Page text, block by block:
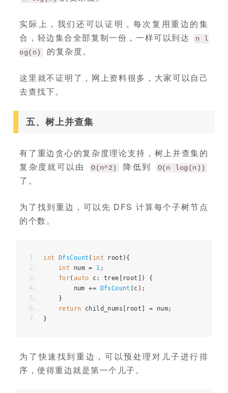
实际上，我们还可以证明，每次复用重边的集
合，轻边集合全部复制一份，一样可以到达
n l
og(n)
的复杂度。
这里就不证明了，网上资料很多，大家可以自己
去查找下。
五、树上并查集
有了重边贪心的复杂度理论支持，树上并查集的
复杂度就可以由
O(n^2) 降低到 O(n log(n))
了。
为了找到重边，可以先 DFS 计算每个子树节点
的个数。
int DfsCount ( int root ){
int num = 1 ;
for( auto c: tree root ])
{
        num
+= DfsCount ( c );
}
return child_nums root = num;
}
为了快速找到重边，可以预处理对儿子进行排
序，使得重边就是第一个儿子。